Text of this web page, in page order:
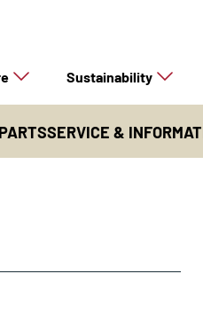
Sustainability
SERVICE &